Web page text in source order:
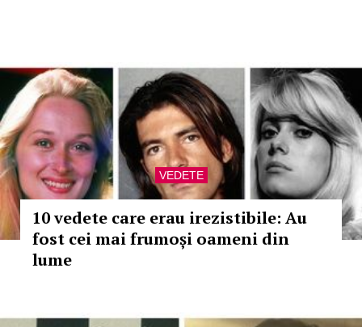
VEDETE
10 vedete care erau irezistibile: Au
fost cei mai frumoși oameni din
lume